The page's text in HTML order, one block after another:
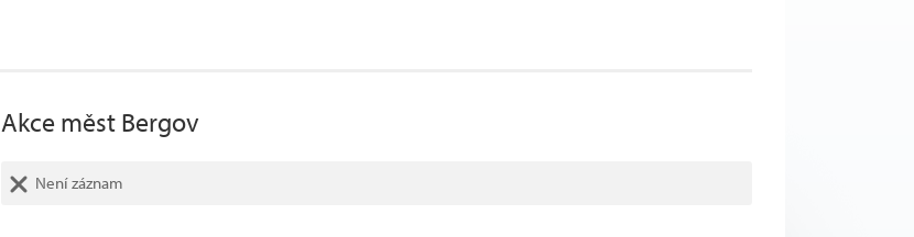
Akce měst Bergov
Není záznam